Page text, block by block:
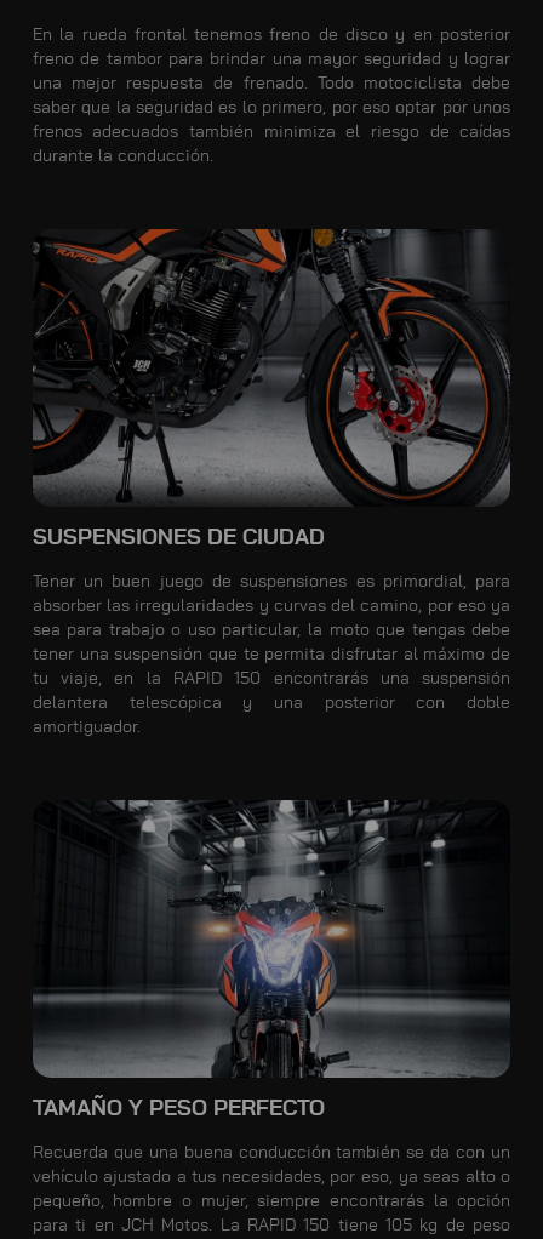
En la rueda frontal tenemos freno de disco y en posterior
freno de tambor para brindar una mayor seguridad y lograr
una mejor respuesta de frenado. Todo motociclista debe
saber que la seguridad es lo primero, por eso optar por unos
frenos adecuados también minimiza el riesgo de caídas
durante la conducción.
SUSPENSIONES DE CIUDAD
Tener un buen juego de suspensiones es primordial, para
absorber las irregularidades y curvas del camino, por eso ya
sea para trabajo o uso particular, la moto que tengas debe
tener una suspensión que te permita disfrutar al máximo de
tu viaje, en la RAPID 150 encontrarás una suspensión
delantera telescópica y una posterior con doble
amortiguador.
TAMAÑO Y PESO PERFECTO
Recuerda que una buena conducción también se da con un
vehículo ajustado a tus necesidades, por eso, ya seas alto o
pequeño, hombre o mujer, siempre encontrarás la opción
para ti en JCH Motos. La RAPID 150 tiene 105 kg de peso